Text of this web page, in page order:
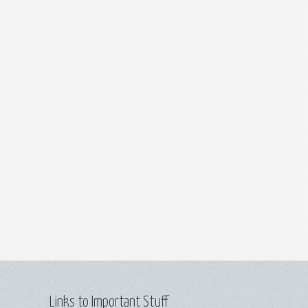
Links to Important Stuff